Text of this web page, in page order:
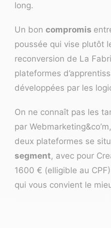
long.
Un bon compromis
poussée qui vise plutôt
reconversion de La
plateformes
développées par les
On ne connaît pas les
par
deux plateformes se
segment, avec pour
1600 € (elligible au
qui vous convient le